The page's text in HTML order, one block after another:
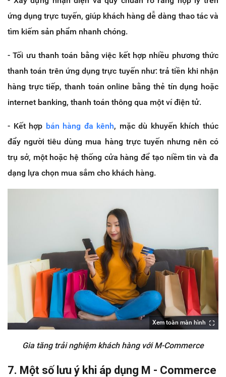
ứng dụng trực tuyến, giúp khách hàng dễ dàng thao tác và
tìm kiếm sản phẩm nhanh chóng.
- Tối ưu thanh toán bằng việc kết hợp nhiều phương thức
thanh toán trên ứng dụng trực tuyến như: trả tiền khi nhận
hàng trực tiếp, thanh toán online bằng thẻ tín dụng hoặc
internet banking, thanh toán thông qua một ví điện tử.
- Kết hợp bán hàng đa kênh, mặc dù khuyến khích thúc
đẩy người tiêu dùng mua hàng trực tuyến nhưng nên có
trụ sở, một hoặc hệ thống cửa hàng để tạo niềm tin và đa
dạng lựa chọn mua sắm cho khách hàng.
Xem toàn màn hình
Gia tăng trải nghiệm khách hàng với M-Commerce
7. Một số lưu ý khi áp dụng M - Commerce